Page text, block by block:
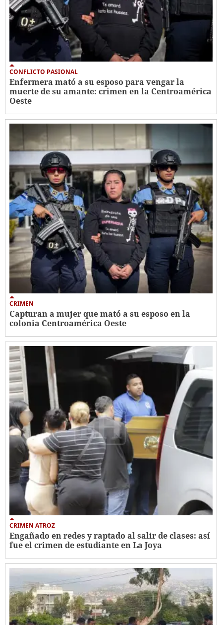
CONFLICTO PASIONAL
Enfermera mató a su esposo para vengar la
muerte de su amante: crimen en la Centroamérica
Oeste
CRIMEN
Capturan a mujer que mató a su esposo en la
colonia Centroamérica Oeste
CRIMEN ATROZ
Engañado en redes y raptado al salir de clases: así
fue el crimen de estudiante en La Joya